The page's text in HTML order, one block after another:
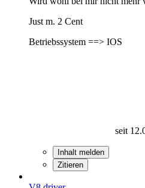
Just m. 2 Cent
Betriebssystem ==> IOS
seit
Inhalt melden
Zitieren